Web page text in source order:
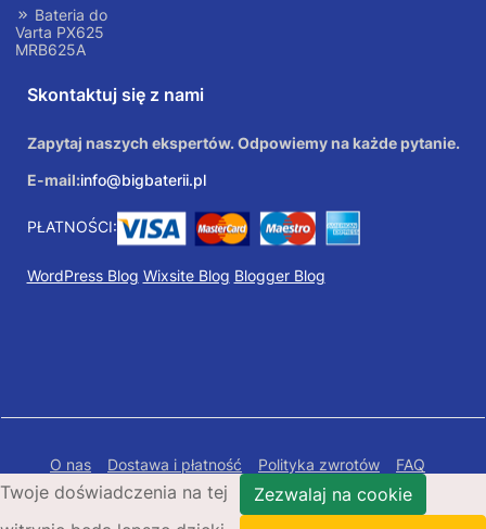
Bateria do
Varta PX625
MRB625A
Skontaktuj się z nami
Zapytaj naszych ekspertów. Odpowiemy na każde pytanie.
E-mail:info@bigbaterii.pl
PŁATNOŚCI:
WordPress Blog Wixsite Blog Blogger Blog
O nas Dostawa i płatność Polityka zwrotów
FAQ
Polityka prywatności
Mapa Strony
Twoje doświadczenia na tej
Zezwalaj na cookie